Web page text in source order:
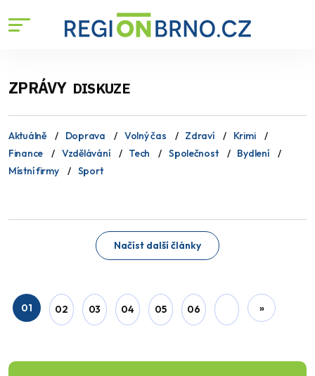
ZPRÁVY DISKUZE
Aktuálně Doprava Volný čas Zdraví
Krimi
Finance
Vzdělávání Tech Společnost
Bydlení
Místní firmy
Sport
Načíst další články
01 02 03 04 05 06 »